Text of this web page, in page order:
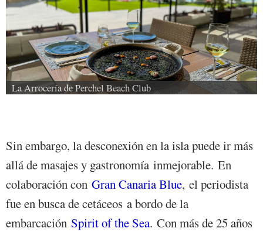
La Arrocería de Perchel Beach Club
Sin embargo, la desconexión en la isla puede ir más
allá de masajes y gastronomía inmejorable. En
colaboración con Gran Canaria Blue, el periodista
fue en busca de cetáceos a bordo de la
embarcación Spirit of the Sea. Con más de 25 años